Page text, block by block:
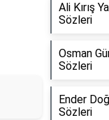
Ali Kırış
Sözleri
Osman
Sözleri
Ender
Sözleri